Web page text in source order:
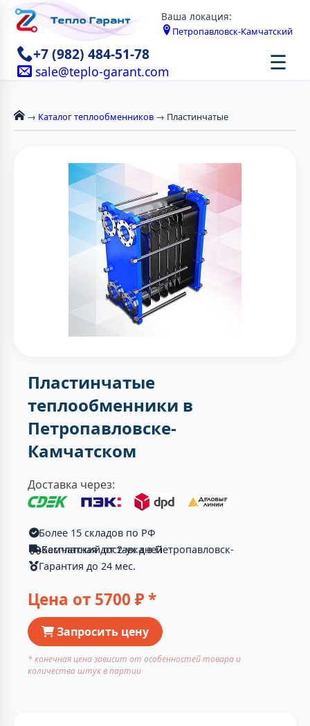
Ваша локация:
Петропавловск-Камчатский
+7 (982) 484-51-78
sale@teplo-garant.com ☰
→ Каталог теплообменников → Пластинчатые
Пластинчатые
теплообменники в
Петропавловске-
Камчатском
Доставка через:
Более 15 складов по РФ
Бесплатная доставка в Петропавловск-Камчатский от 2-ух дней
Гарантия до 24 мес.
Цена от 5700 ₽ *
Запросить цену
* конечная цена зависит от особенностей товара и
количества штук в партии